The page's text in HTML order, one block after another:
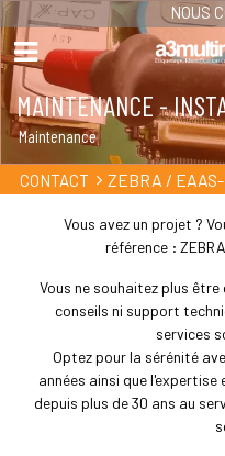
NOUS
MAINTENANCE -
Maintenance
CONTACT ZEBRA /
Vous avez un projet ?
référence :
Vous ne souhaitez plus
conseils ni support
services
Optez pour la sérénité
années ainsi que
depuis plus de 30 ans au